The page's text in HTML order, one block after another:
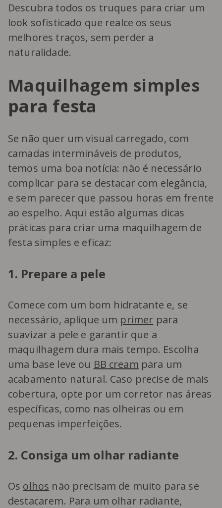
Descubra todos os truques para criar um
look sofisticado que realce os seus
melhores traços, sem perder a
naturalidade.
Maquilhagem simples
para festa
Se não quer um visual carregado, com
camadas intermináveis de produtos,
temos uma boa notícia: não é necessário
complicar para se destacar com elegância,
e sem parecer que passou horas em frente
ao espelho. Aqui estão algumas dicas
práticas para criar uma maquilhagem de
festa simples e eficaz:
1. Prepare a pele
Comece com um bom hidratante e, se
necessário, aplique um primer para
suavizar a pele e garantir que a
maquilhagem dura mais tempo. Escolha
uma base leve ou BB cream para um
acabamento natural. Caso precise de mais
cobertura, opte por um corretor nas áreas
específicas, como nas olheiras ou em
pequenas imperfeições.
2. Consiga um olhar radiante
Os olhos não precisam de muito para se
destacarem. Para um olhar radiante,